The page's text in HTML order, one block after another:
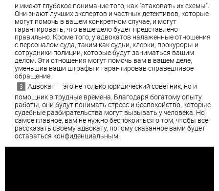
и имеют глубокое понимание того, как "атаковать их схемы".
Они знают лучших экспертов и частных детективов, которые
могут помочь в вашем конкретном случае, и могут
гарантировать, что ваше дело будет представлено
правильно. Кроме того, у адвокатов налаженные отношения
с персоналом суда, таким как судьи, клерки, прокуроры и
сотрудники полиции, которые будут заниматься вашим
делом. Эти отношения могут помочь вам в вашем деле,
уменьшив ваши штрафы и гарантировав справедливое
обращение.
Адвокат — это не только юридический советник, но и
помощник в трудные времена. Благодаря богатому опыту
работы, они будут понимать стресс и беспокойство, которые
судебные разбирательства могут вызывать у человека. Но
самое главное, вам не нужно беспокоиться о том, чтобы все
рассказать своему адвокату, потому сказанное вами будет
оставаться конфиденциальным.